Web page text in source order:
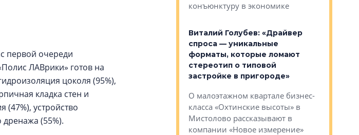
первой очереди
ЛАВрики» готов на
цоколя (95%),
кладка стен и
(47%), устройство
(55%).
– другая компания»
технологиях и корпоративной
культуре рассказывает
гендиректор STAVNI Александр
Свинолобов
конъюнктуру в экономике
Виталий Голубев: «Драйвер
спроса — уникальные
форматы, которые ломают
стереотип о типовой
застройке в пригороде»
О малоэтажном квартале бизнес-
класса «Охтинские высоты» в
Мистолово рассказывают в
компании «Новое измерение»